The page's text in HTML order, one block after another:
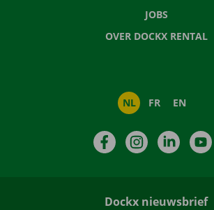
JOBS
OVER DOCKX RENTAL
NL FR EN
FacebookInstagramLinkedIn
Dockx nieuwsbrief